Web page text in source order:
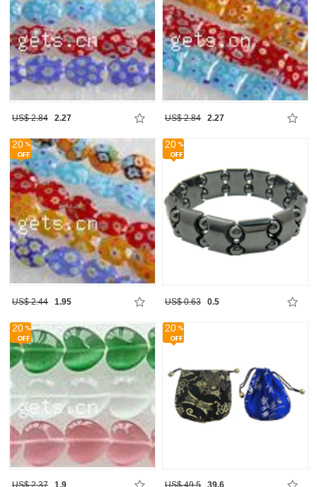
US$ 2.84 2.27 US$ 2.84 2.27
20
US$ 2.44 1.95
20
US$ 0.63 0.5
20 20